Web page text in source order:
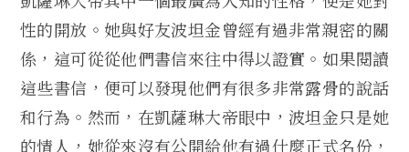
性的開放。她與好友波坦金曾經有過非常親密的關
係，這可從從他們書信來往中得以證實。如果閱讀
這些書信，便可以發現他們有很多非常露骨的說話
和行為。然而，在凱薩琳大帝眼中，波坦金只是她
的情人，她從來沒有公開給他有過什麼正式名份，